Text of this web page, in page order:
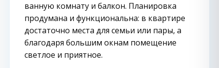
ванную комнату и балкон. Планировка
продумана и функциональна: в квартире
достаточно места для семьи или пары, а
благодаря большим окнам помещение
светлое и приятное.